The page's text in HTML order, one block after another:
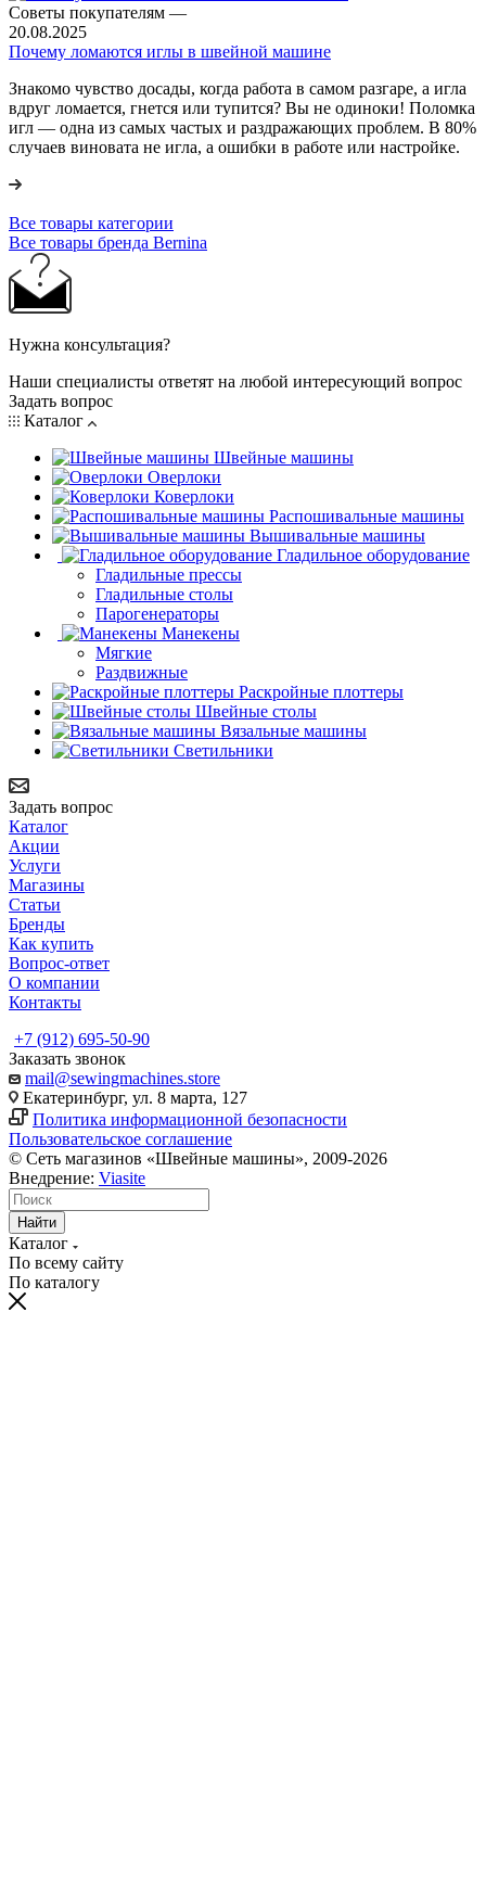
Советы покупателям —
20.08.2025
Почему ломаются иглы в швейной машине
Знакомо чувство досады, когда работа в самом разгаре, а игла
вдруг ломается, гнется или тупится? Вы не одиноки! Поломка
игл — одна из самых частых и раздражающих проблем. В 80%
случаев виновата не игла, а ошибки в работе или настройке.
Все товары категории
Все товары бренда Bernina
Нужна консультация?
Наши специалисты ответят на любой интересующий вопрос
Задать вопрос
Каталог
Швейные машины
Оверлоки
Коверлоки
Распошивальные машины
Вышивальные машины
Гладильное оборудование
Гладильные прессы
Гладильные столы
Парогенераторы
Манекены
Мягкие
Раздвижные
Раскройные плоттеры
Швейные столы
Вязальные машины
Светильники
Задать вопрос
Каталог
Акции
Услуги
Магазины
Статьи
Бренды
Как купить
Вопрос-ответ
О компании
Контакты
+7 (912) 695-50-90
Заказать звонок
mail@sewingmachines.store
Екатеринбург, ул. 8 марта, 127
Политика информационной безопасности
Пользовательское соглашение
© Сеть магазинов «Швейные машины», 2009-2026
Внедрение: Viasite
Найти
Каталог
По всему сайту
По каталогу